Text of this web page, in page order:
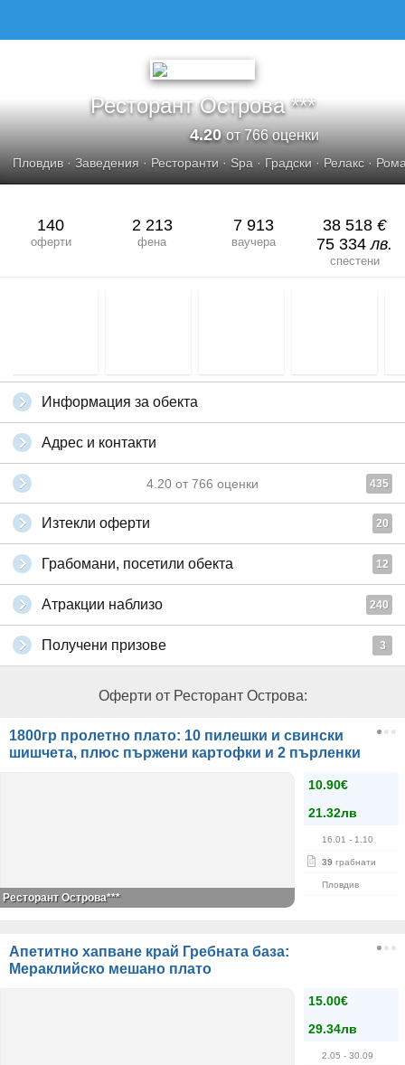
Ресторант Острова ***
4.20от 766 оценки
Пловдив· Заведения · Ресторанти · Spa · Градски · Релакс ·
140
оферти
2 213
фена
7 913
ваучера
38 518 €
75 334лв.
спестени
Информация за обекта
Адрес и контакти
4.20 от 766 оценки 435
Изтекли оферти 20
Грабомани, посетили обекта 12
Атракции наблизо 240
Получени призове 3
Оферти от Ресторант Острова:
1800гр пролетно плато: 10 пилешки и свински
шишчета, плюс пържени картофки и 2 пърленки
10.90€
21.32лв
16.01 - 1.10
39 грабнати
Пловдив
Ресторант Острова***
Апетитно хапване край Гребната база:
Мераклийско мешано плато
15.00€
29.34лв
2.05 - 30.09